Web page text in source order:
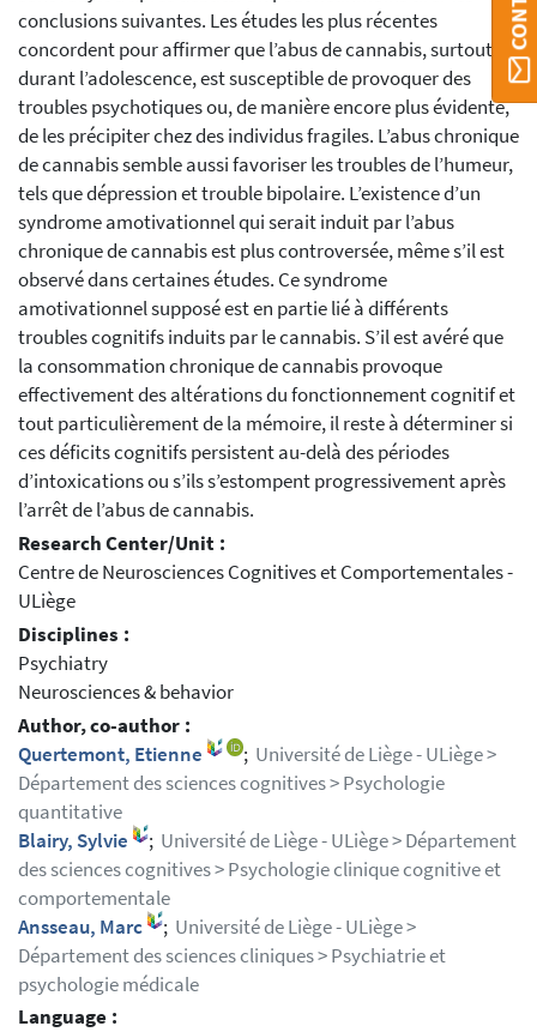
conclusions suivantes. Les études les plus récentes
concordent pour affirmer que l’abus de cannabis, surtout
durant l’adolescence, est susceptible de provoquer des
troubles psychotiques ou, de manière encore plus évidente,
de les précipiter chez des individus fragiles. L’abus chronique
de cannabis semble aussi favoriser les troubles de l’humeur,
tels que dépression et trouble bipolaire. L’existence d’un
syndrome amotivationnel qui serait induit par l’abus
chronique de cannabis est plus controversée, même s’il est
observé dans certaines études. Ce syndrome
amotivationnel supposé est en partie lié à différents
troubles cognitifs induits par le cannabis. S’il est avéré que
la consommation chronique de cannabis provoque
effectivement des altérations du fonctionnement cognitif et
tout particulièrement de la mémoire, il reste à déterminer si
ces déficits cognitifs persistent au-delà des périodes
d’intoxications ou s’ils s’estompent progressivement après
l’arrêt de l’abus de cannabis.
Research Center/Unit :
Centre de Neurosciences Cognitives et Comportementales -
ULiège
Disciplines :
Psychiatry
Neurosciences & behavior
Author, co-author :
Quertemont, Etienne
; Université de Liège - ULiège >
Département des sciences cognitives > Psychologie
quantitative
Blairy, Sylvie
; Université de Liège - ULiège > Département
des sciences cognitives > Psychologie clinique cognitive et
comportementale
Ansseau, Marc
; Université de Liège - ULiège >
Département des sciences cliniques > Psychiatrie et
psychologie médicale
Language :